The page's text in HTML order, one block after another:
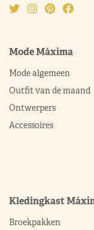
Mode Máxima
Mode algemeen
Outfit van de maand
Ontwerpers
Accessoires
Kledingkast
Broekpakken